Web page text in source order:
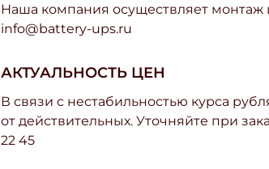
Наша компания осуществляет монтаж
info@battery-ups.ru
АКТУАЛЬНОСТЬ ЦЕН
В связи с нестабильностью курса
от действительных. Уточняйте при
22 45